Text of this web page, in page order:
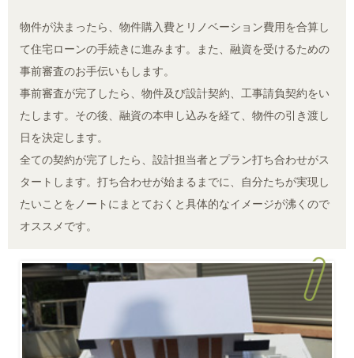
物件が決まったら、物件購入費とリノベーション費用を合算し
て住宅ローンの手続きに進みます。また、融資を受けるための
事前審査のお手伝いもします。
事前審査が完了したら、物件及び設計契約、工事請負契約をい
たします。その後、融資の本申し込みを経て、物件の引き渡し
日を決定します。
全ての契約が完了したら、設計担当者とプラン打ち合わせがス
タートします。打ち合わせが始まるまでに、自分たちが実現し
たいことをノートにまとておくと具体的なイメージが沸くので
オススメです。